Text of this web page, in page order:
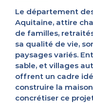
Le département
Aquitaine, attire
de familles,
sa qualité de vie,
paysages variés.
sable, et villages
offrent un cadre
construire la
concrétiser ce